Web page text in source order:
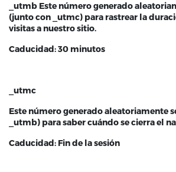
_utmb Este número generado
(junto con _utmc) para rastrear la
visitas a nuestro sitio.
Caducidad: 30 minutos
_utmc
Este número generado aleatoriamente
_utmb) para saber cuándo se cierra el
Caducidad: Fin de la sesión